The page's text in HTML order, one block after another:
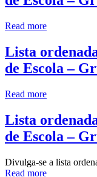
Read more
Lista
de Escola –
Read more
Lista
de Escola –
Divulga-se a lista
Read more